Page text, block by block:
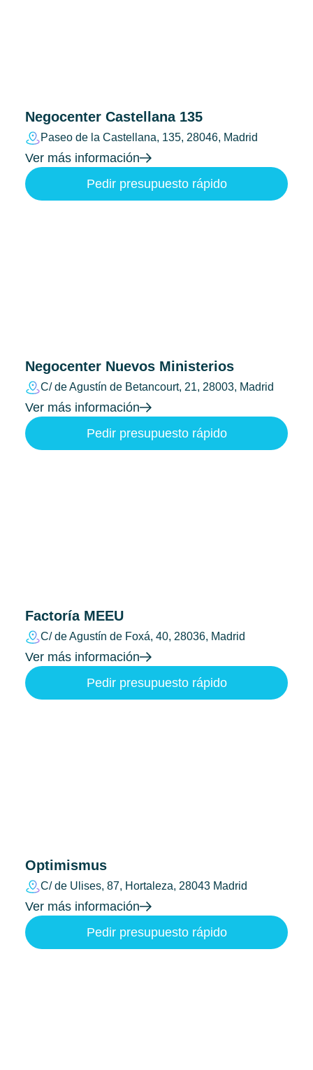
Negocenter Castellana 135
Paseo de la Castellana, 135, 28046, Madrid
Ver más información
Pedir presupuesto rápido
Negocenter Nuevos Ministerios
C/ de Agustín de Betancourt, 21, 28003, Madrid
Ver más información
Pedir presupuesto rápido
Factoría MEEU
C/ de Agustín de Foxá, 40, 28036, Madrid
Ver más información
Pedir presupuesto rápido
Optimismus
C/ de Ulises, 87, Hortaleza, 28043 Madrid
Ver más información
Pedir presupuesto rápido